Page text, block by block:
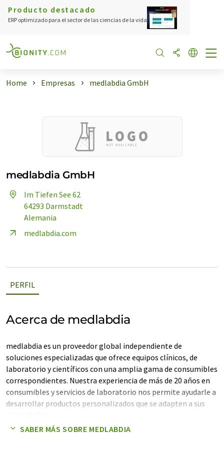
Producto destacado
ERP optimizado para el sector de las ciencias de la vida
Home Empresas medlabdia GmbH
medlabdia GmbH
Im Tiefen See 62
64293 Darmstadt
Alemania
medlabdia.com
PERFIL
Acerca de medlabdia
medlabdia es un proveedor global independiente de
soluciones especializadas que ofrece equipos clínicos, de
laboratorio y científicos con una amplia gama de consumibles
correspondientes. Nuestra experiencia de más de 20 años en
consumibles y servicios de laboratorio nos permite ayudarle a
desarrollar productos personalizados que se adapten a sus
SABER MÁS SOBRE MEDLABDIA